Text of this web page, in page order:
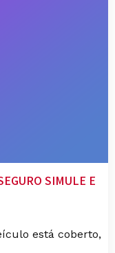
SIMULE E
está coberto,